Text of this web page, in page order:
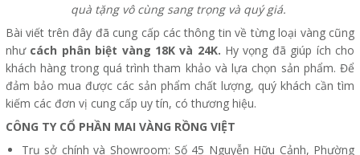
quà tặng vô cùng sang trọng và quý giá.
Bài viết trên đây đã cung cấp các thông tin về từng loại vàng cũng
như cách phân biệt vàng 18K và 24K. Hy vọng đã giúp ích cho
khách hàng trong quá trình tham khảo và lựa chọn sản phẩm. Để
đảm bảo mua được các sản phẩm chất lượng, quý khách cần tìm
kiếm các đơn vị cung cấp uy tín, có thương hiệu.
CÔNG TY CỔ PHẦN MAI VÀNG RỒNG VIỆT
Trụ sở chính và Showroom: Số 45 Nguyễn Hữu Cảnh, Phường